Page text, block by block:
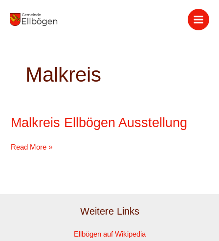
Inhalt
Malkreis
Malkreis Ellbögen Ausstellung
Malkreis
Ausstellung
Read More »
Weitere Links
Ellbögen auf Wikipedia